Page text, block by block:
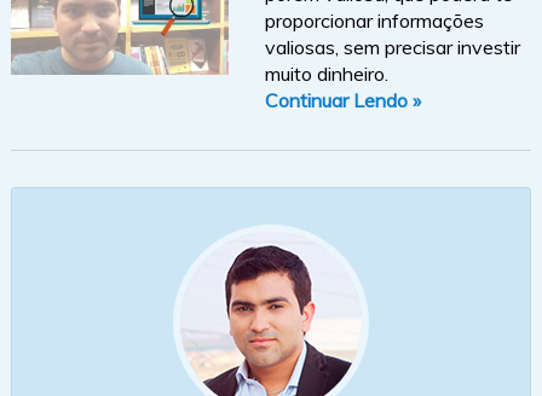
proporcionar informações
valiosas, sem precisar investir
muito dinheiro.
Continuar Lendo »